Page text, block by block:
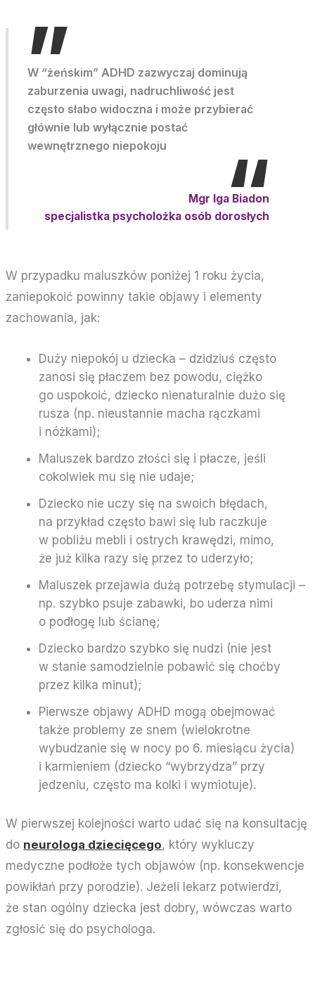
”
W “żeńskim” ADHD zazwyczaj dominują
zaburzenia uwagi, nadruchliwość jest
często słabo widoczna i może przybierać
głównie lub wyłącznie postać
wewnętrznego niepokoju
“
Mgr Iga Biadon
specjalistka psycholożka osób dorosłych
W przypadku maluszków poniżej 1 roku życia,
zaniepokoić powinny takie objawy i elementy
zachowania, jak:
Duży niepokój u dziecka – dzidziuś często
zanosi się płaczem bez powodu, ciężko
go uspokoić, dziecko nienaturalnie dużo się
rusza (np. nieustannie macha rączkami
i nóżkami);
Maluszek bardzo złości się i płacze, jeśli
cokolwiek mu się nie udaje;
Dziecko nie uczy się na swoich błędach,
na przykład często bawi się lub raczkuje
w pobliżu mebli i ostrych krawędzi, mimo,
że już kilka razy się przez to uderzyło;
Maluszek przejawia dużą potrzebę stymulacji –
np. szybko psuje zabawki, bo uderza nimi
o podłogę lub ścianę;
Dziecko bardzo szybko się nudzi (nie jest
w stanie samodzielnie pobawić się choćby
przez kilka minut);
Pierwsze objawy ADHD mogą obejmować
także problemy ze snem (wielokrotne
wybudzanie się w nocy po 6. miesiącu życia)
i karmieniem (dziecko “wybrzydza” przy
jedzeniu, często ma kolki i wymiotuje).
W pierwszej kolejności warto udać się na konsultację
do neurologa dziecięcego, który wykluczy
medyczne podłoże tych objawów (np. konsekwencje
powikłań przy porodzie). Jeżeli lekarz potwierdzi,
że stan ogólny dziecka jest dobry, wówczas warto
zgłosić się do psychologa.